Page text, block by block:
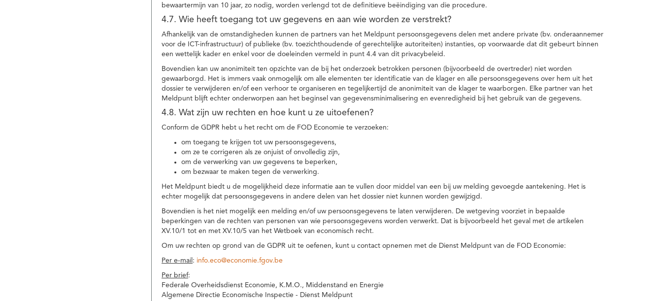
bewaartermijn van 10 jaar, zo nodig, worden verlengd tot de definitieve beëindiging van die procedure.
4.7. Wie heeft toegang tot uw gegevens en aan wie worden ze verstrekt?
Afhankelijk van de omstandigheden kunnen de partners van het Meldpunt persoonsgegevens delen met andere private (bv. onderaannemer
voor de ICT-infrastructuur) of publieke (bv. toezichthoudende of gerechtelijke autoriteiten) instanties, op voorwaarde dat dit gebeurt binnen
een wettelijk kader en enkel voor de doeleinden vermeld in punt 4.4 van dit privacybeleid.
Bovendien kan uw anonimiteit ten opzichte van de bij het onderzoek betrokken personen (bijvoorbeeld de overtreder) niet worden
gewaarborgd. Het is immers vaak onmogelijk om alle elementen ter identificatie van de klager en alle persoonsgegevens over hem uit het
dossier te verwijderen en/of een verhoor te organiseren en tegelijkertijd de anonimiteit van de klager te waarborgen. Elke partner van het
Meldpunt blijft echter onderworpen aan het beginsel van gegevensminimalisering en evenredigheid bij het gebruik van de gegevens.
4.8. Wat zijn uw rechten en hoe kunt u ze uitoefenen?
Conform de GDPR hebt u het recht om de FOD Economie te verzoeken:
om toegang te krijgen tot uw persoonsgegevens,
om ze te corrigeren als ze onjuist of onvolledig zijn,
om de verwerking van uw gegevens te beperken,
om bezwaar te maken tegen de verwerking.
Het Meldpunt biedt u de mogelijkheid deze informatie aan te vullen door middel van een bij uw melding gevoegde aantekening. Het is
echter mogelijk dat persoonsgegevens in andere delen van het dossier niet kunnen worden gewijzigd.
Bovendien is het niet mogelijk een melding en/of uw persoonsgegevens te laten verwijderen. De wetgeving voorziet in bepaalde
beperkingen van de rechten van personen van wie persoonsgegevens worden verwerkt. Dat is bijvoorbeeld het geval met de artikelen
XV.10/1 tot en met XV.10/5 van het Wetboek van economisch recht.
Om uw rechten op grond van de GDPR uit te oefenen, kunt u contact opnemen met de Dienst Meldpunt van de FOD Economie:
Per e-mail : info.eco@economie.fgov.be
Per brief:
Federale Overheidsdienst Economie, K.M.O., Middenstand en Energie
Algemene Directie Economische Inspectie - Dienst Meldpunt